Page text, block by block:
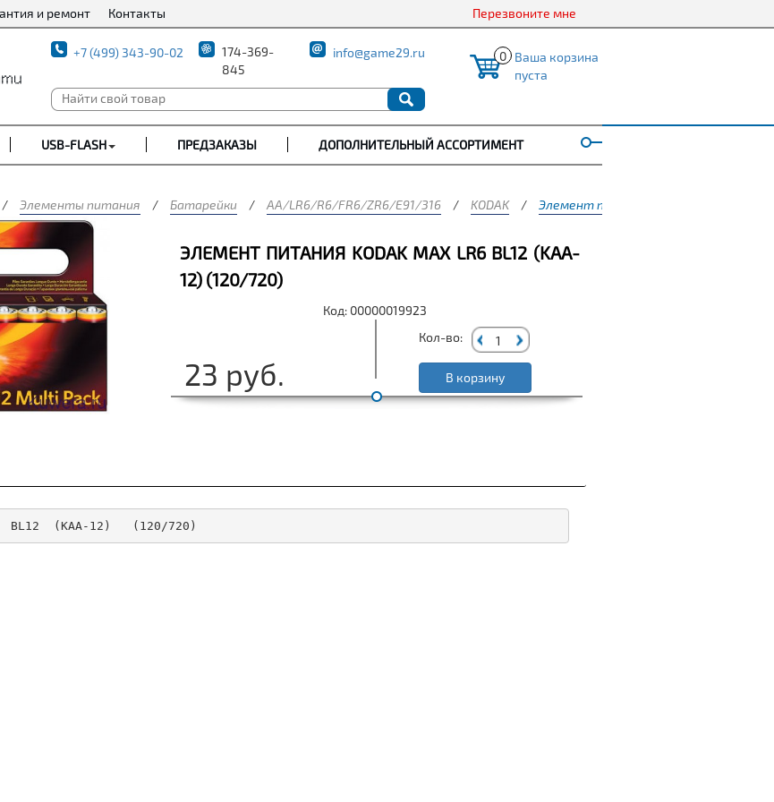
и ремонт Контакты Перезвоните мне
+7 (499) 343-90-02
174-369-
845
info@game29.ru 0 Ваша корзина
пуста
USB-FLASH ПРЕДЗАКАЗЫ ДОПОЛНИТЕЛЬНЫЙ АССОРТИМЕНТ
/ Элементы питания / Батарейки / AA/LR6/R6/FR6/ZR6/E91/316 / KODAK / Элемент питания KODAK MAX LR6
ЭЛЕМЕНТ ПИТАНИЯ KODAK MAX LR6 BL12 (KАA-
12) (120/720)
Код: 00000019923
23 руб.
Кол-во:
В корзину
BL12  (KАA-12)   (120/720)